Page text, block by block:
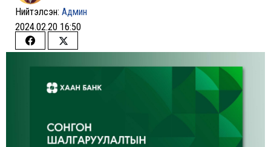
Нийтэлсэн: Админ
2024.02.20 16:50
Share
on
Facebook
Share
on
Twitter